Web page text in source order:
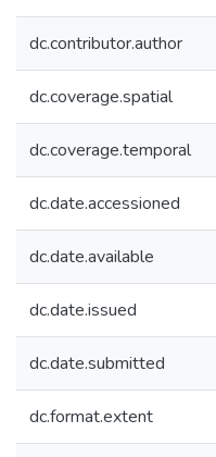
dc.contributor.author
dc.coverage.spatial
dc.coverage.temporal
dc.date.accessioned
dc.date.available
dc.date.issued
dc.date.submitted
dc.format.extent